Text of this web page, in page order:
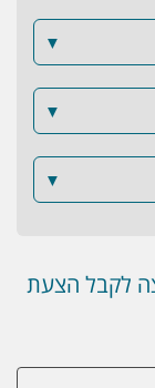
▼
▼
▼
לקבל הצעת